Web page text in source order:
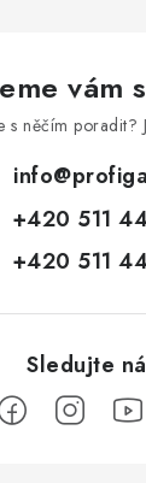
vám
s něčím poradit?
info@
+420 511
+420 511